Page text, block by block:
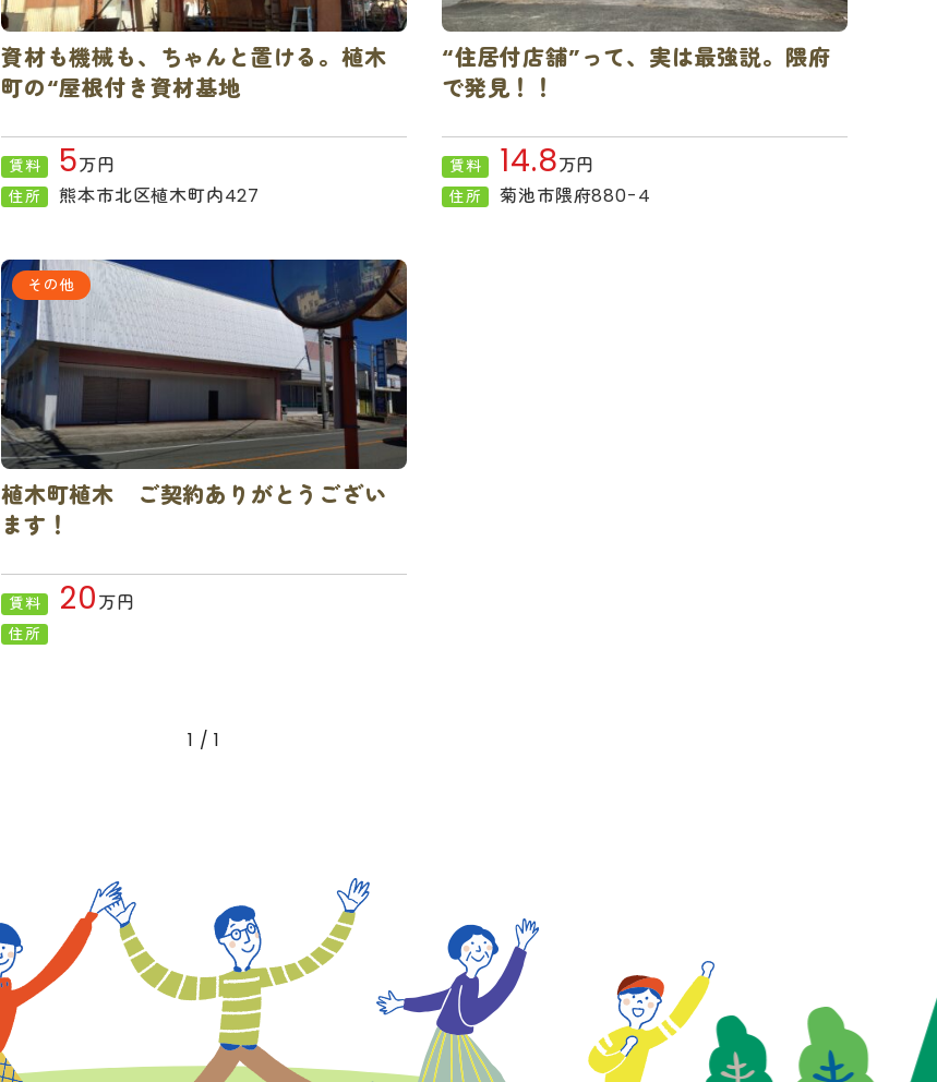
資材も機械も、ちゃんと置ける。植木
町の“屋根付き資材基地
賃料 5万円
住所 熊本市北区植木町内427
“住居付店舗”って、実は最強説。隈府
で発見！！
賃料 14.8万円
住所 菊池市隈府880-4
その他
植木町植木 ご契約ありがとうござい
ます！
賃料 20万円
住所
1 / 1